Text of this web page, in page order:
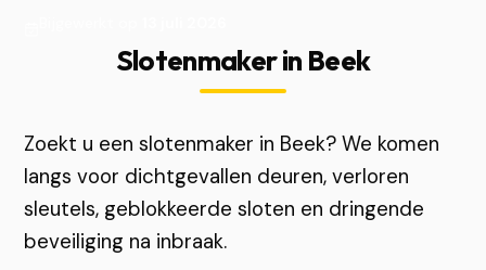
Slotenmaker in Beek
Zoekt u een slotenmaker in Beek? We komen
langs voor dichtgevallen deuren, verloren
sleutels, geblokkeerde sloten en dringende
beveiliging na inbraak.